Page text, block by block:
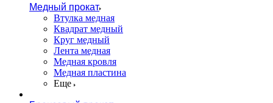
Медный прокат
Втулка медная
Квадрат медный
Круг медный
Лента медная
Медная кровля
Медная пластина
Еще